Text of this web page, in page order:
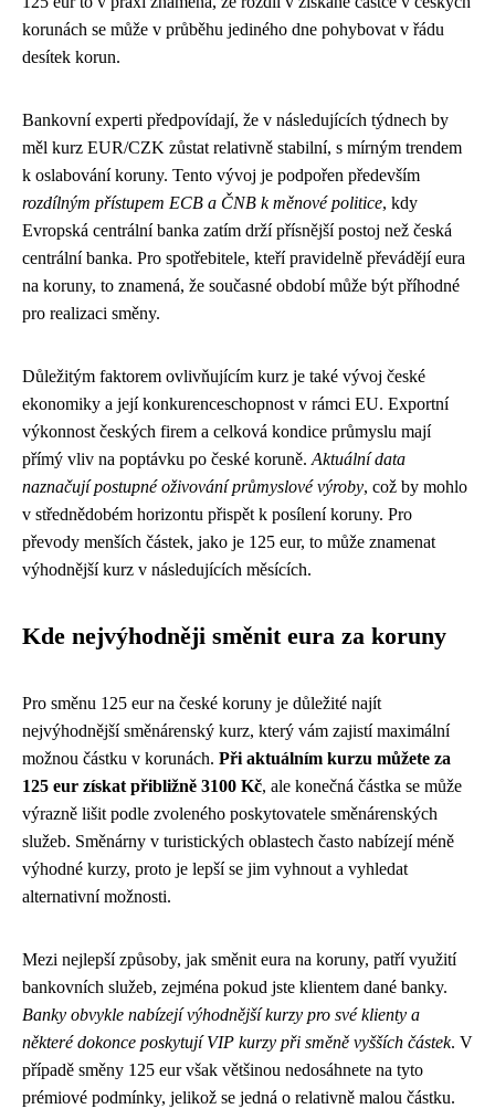
korunách se může v průběhu jediného dne pohybovat v řádu
desítek korun.
Bankovní experti předpovídají, že v následujících týdnech by
měl kurz EUR/CZK zůstat relativně stabilní, s mírným trendem
k oslabování koruny. Tento vývoj je podpořen především
rozdílným přístupem ECB a ČNB k měnové politice, kdy
Evropská centrální banka zatím drží přísnější postoj než česká
centrální banka. Pro spotřebitele, kteří pravidelně převádějí eura
na koruny, to znamená, že současné období může být příhodné
pro realizaci směny.
Důležitým faktorem ovlivňujícím kurz je také vývoj české
ekonomiky a její konkurenceschopnost v rámci EU. Exportní
výkonnost českých firem a celková kondice průmyslu mají
přímý vliv na poptávku po české koruně. Aktuální data
naznačují postupné oživování průmyslové výroby, což by mohlo
v střednědobém horizontu přispět k posílení koruny. Pro
převody menších částek, jako je 125 eur, to může znamenat
výhodnější kurz v následujících měsících.
Kde nejvýhodněji směnit eura za koruny
Pro směnu 125 eur na české koruny je důležité najít
nejvýhodnější směnárenský kurz, který vám zajistí maximální
možnou částku v korunách. Při aktuálním kurzu můžete za
125 eur získat přibližně 3100 Kč, ale konečná částka se může
výrazně lišit podle zvoleného poskytovatele směnárenských
služeb. Směnárny v turistických oblastech často nabízejí méně
výhodné kurzy, proto je lepší se jim vyhnout a vyhledat
alternativní možnosti.
Mezi nejlepší způsoby, jak směnit eura na koruny, patří využití
bankovních služeb, zejména pokud jste klientem dané banky.
Banky obvykle nabízejí výhodnější kurzy pro své klienty a
některé dokonce poskytují VIP kurzy při směně vyšších částek. V
případě směny 125 eur však většinou nedosáhnete na tyto
prémiové podmínky, jelikož se jedná o relativně malou částku.